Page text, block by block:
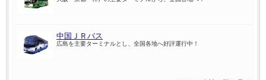
中国ＪＲバス
広島を主要ターミナルとし、全国各地へ好評運行中！